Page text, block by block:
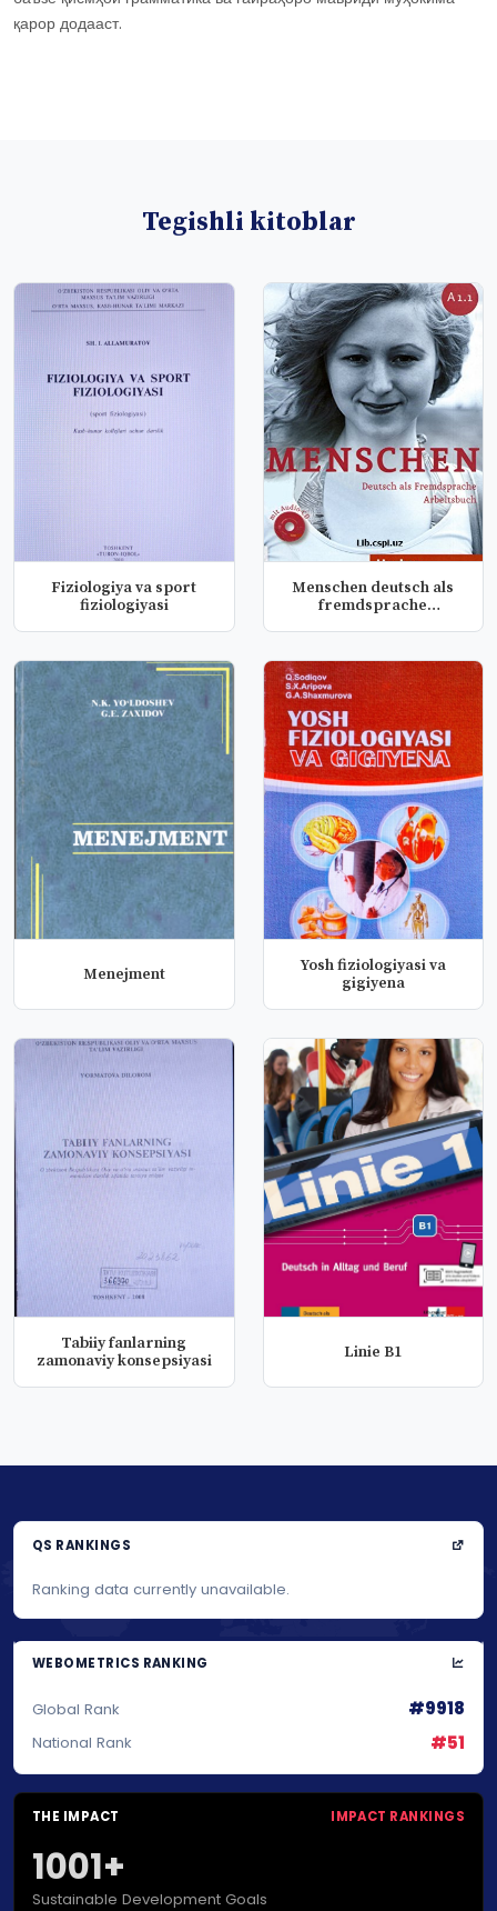
қарор додааст.
Tegishli kitoblar
Fiziologiya va sport
fiziologiyasi
Menschen deutsch als
fremdsprache
Menejment
Yosh fiziologiyasi va
gigiyena
Tabiiy fanlarning
zamonaviy konsepsiyasi
Linie B1
QS RANKINGS
Ranking data currently unavailable.
WEBOMETRICS RANKING
Global Rank #9918
National Rank #51
THE IMPACT IMPACT RANKINGS
1001+
Sustainable Development Goals